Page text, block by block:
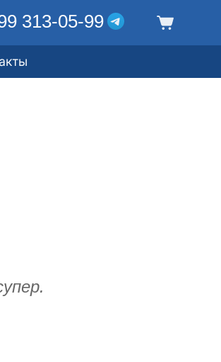
313-05-99